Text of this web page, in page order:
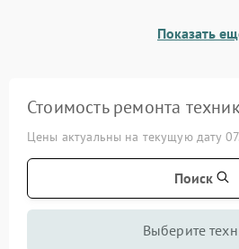
Показать
Стоимость ремонта
Цены актуальны на текущую дату
Поиск
Выберите